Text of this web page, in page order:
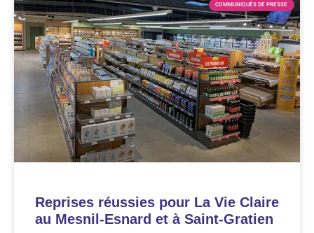
COMMUNIQUÉS DE PRESSE
Reprises réussies pour La Vie Claire
au Mesnil-Esnard et à Saint-Gratien